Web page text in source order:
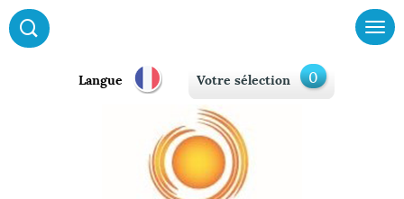
Langue Votre sélection 0